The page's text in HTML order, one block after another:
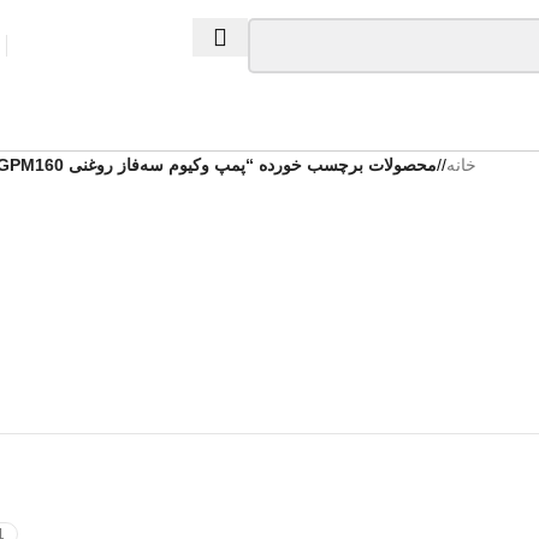
خانه/ محصولات برچسب خورده “پمپ وکیوم سه‌فاز روغنی GPM160”